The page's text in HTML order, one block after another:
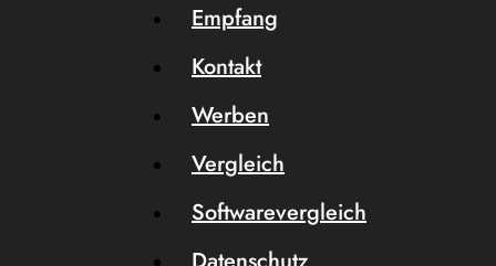
Empfang
Kontakt
Werben
Vergleich
Softwarevergleich